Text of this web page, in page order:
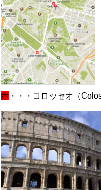
赤 ・・・コロッセオ（